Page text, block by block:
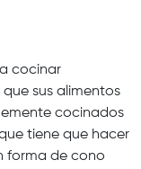
cocinar
sus alimentos
cocinados
tiene que hacer
forma de cono